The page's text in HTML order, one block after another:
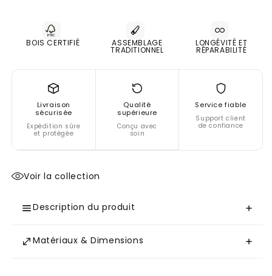
ChicagoChicago
BOIS CERTIFIÉ ASSEMBLAGE
TRADITIONNEL
LONGÉVITÉ ET
RÉPARABILITÉ
Livraison
sécurisée
Expédition sûre
et protégée
Qualité
supérieure
Conçu avec
soin
Service fiable
Support client
de confiance
Voir la collection
Description du produit
Matériaux & Dimensions